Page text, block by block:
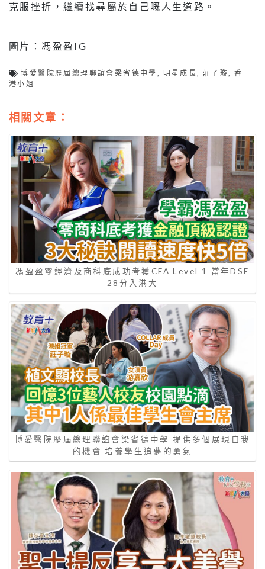
克服挫折，繼續找尋屬於自己嘅人生道路。
圖片：馮盈盈IG
博愛醫院歷屆總理聯誼會梁省德中學 , 明星成長,莊子璇,香
港小姐
相關文章：
馮盈盈零經濟及商科底成功考獲CFA Level 1 當年DSE
28分入港大
博愛醫院歷屆總理聯誼會梁省德中學 提供多個展現自我
的機會 培養學生追夢的勇氣